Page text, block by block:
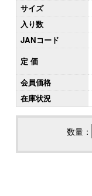
サイズ
入り数
JANコード
定 価
会員価格
在庫状況
数量：